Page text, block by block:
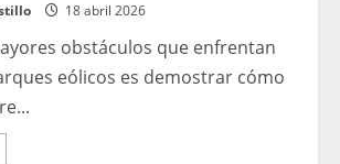
18 abril 2026
obstáculos que enfrentan
eólicos es demostrar cómo